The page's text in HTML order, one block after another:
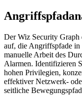
Der Wiz Security Graph
auf, die Angriffspfade
manuelle Arbeit des
Alarmen. Identifizieren
hohen Privilegien,
effektiver Netzwerk-
seitliche